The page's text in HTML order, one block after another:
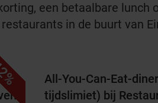
een betaalbare
in de buurt van
All-You-Can-Eat-
tijdslimiet) bij